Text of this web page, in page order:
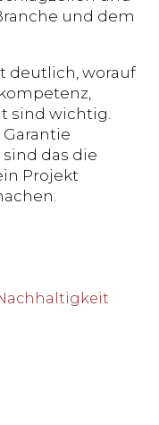
und dem
deutlich, worauf
sind wichtig.
das die
Projekt